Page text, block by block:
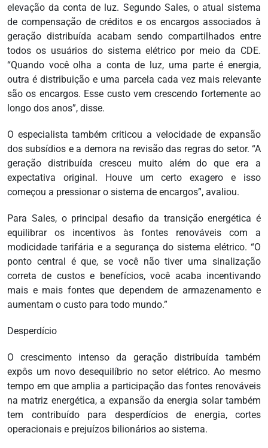
elevação da conta de luz. Segundo Sales, o atual sistema
de compensação de créditos e os encargos associados à
geração distribuída acabam sendo compartilhados entre
todos os usuários do sistema elétrico por meio da CDE.
“Quando você olha a conta de luz, uma parte é energia,
outra é distribuição e uma parcela cada vez mais relevante
são os encargos. Esse custo vem crescendo fortemente ao
longo dos anos”, disse.
O especialista também criticou a velocidade de expansão
dos subsídios e a demora na revisão das regras do setor. “A
geração distribuída cresceu muito além do que era a
expectativa original. Houve um certo exagero e isso
começou a pressionar o sistema de encargos”, avaliou.
Para Sales, o principal desafio da transição energética é
equilibrar os incentivos às fontes renováveis com a
modicidade tarifária e a segurança do sistema elétrico. “O
ponto central é que, se você não tiver uma sinalização
correta de custos e benefícios, você acaba incentivando
mais e mais fontes que dependem de armazenamento e
aumentam o custo para todo mundo.”
Desperdício
O crescimento intenso da geração distribuída também
expôs um novo desequilíbrio no setor elétrico. Ao mesmo
tempo em que amplia a participação das fontes renováveis
na matriz energética, a expansão da energia solar também
tem contribuído para desperdícios de energia, cortes
operacionais e prejuízos bilionários ao sistema.